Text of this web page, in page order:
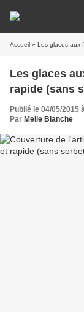
Accueil » Les glaces aux
Les glaces
rapide (sans
Publié le 04/05/2015
Par Melle Blanche